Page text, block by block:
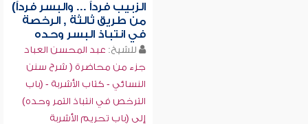
الزبيب فرداً ... والبسر فرداً)
من طريق ثالثة , الرخصة
في انتباذ البسر وحده
للشيخ: عبد المحسن العباد
جزء من محاضرة ( شرح سنن
النسائي - كتاب الأشربة - (باب
الترخص في انتباذ التمر وحده)
إلى (باب تحريم الأشربة